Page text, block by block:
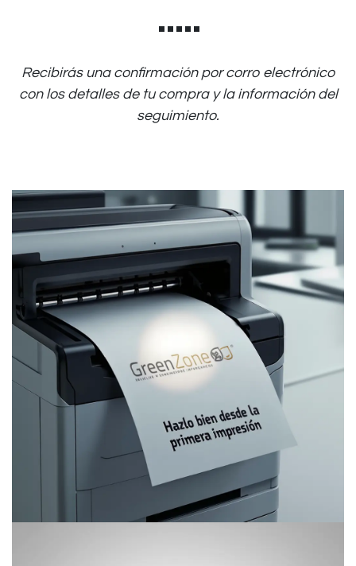
.....
Recibirás una confirmación por corro electrónico
con los detalles de tu compra y la información del
seguimiento.